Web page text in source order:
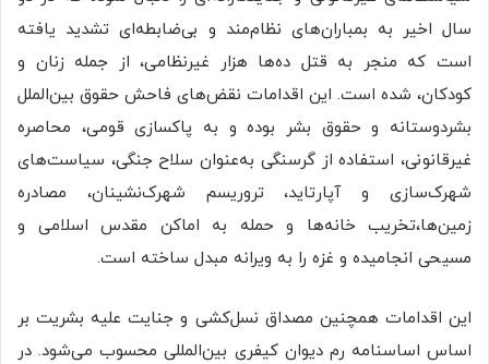
سال اخیر به بمباران‌های نظام‌مند و بی‌ضابطه‌ای تشدید یافته
است که منجر به قتل ده‌ها هزار غیرنظامی، از جمله زنان و
کودکان، شده است. این اقدامات نقض‌های فاحش حقوق بین‌الملل
بشردوستانه و حقوق بشر بوده و به پاکسازی قومی، محاصره
غیرقانونی، استفاده از گرسنگی به‌عنوان سلاح جنگی، سیاست‌های
شهرک‌سازی و آپارتاید، تروریسم شهرک‌نشینان، مصادره
زمین‌ها،تخریب خانه‌ها و حمله به اماکن مقدس اسلامی و
مسیحی انجامیده و غزه را به ویرانه مبدل ساخته است.
این اقدامات همچنین مصداق نسل‌کشی و جنایت علیه بشریت بر
اساس اساسنامه رم دیوان کیفری بین‌المللی محسوب می‌شود. در